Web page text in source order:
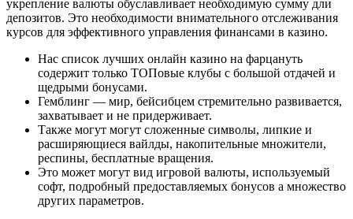
укрепление валюты обуславливает необходимую сумму дли
депозитов. Это необходимости внимательного отслеживания
курсов для эффективного управления финансами в казино.
Нас список лучших онлайн казино на фарцануть
содержит только ТОПовые клубы с большой отдачей и
щедрыми бонусами.
Гемблинг — мир, бейсибцем стремительно развивается,
захватывает и не придерживает.
Также могут могут сложенные символы, липкие и
расширяющиеся вайлды, накопительные множители,
респины, бесплатные вращения.
Это может могут вид игровой валюты, используемый
софт, подробный предоставляемых бонусов а множество
других параметров.